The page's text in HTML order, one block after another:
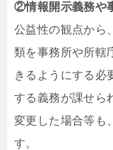
②情報開示義務や
公益性の観点から
類を事務所や所轄
きるようにする必
する義務が課せら
変更した場合等も
す。